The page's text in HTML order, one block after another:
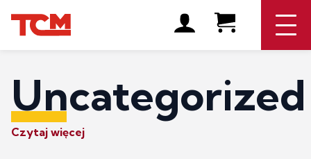
Uncategorized
Czytaj więcej